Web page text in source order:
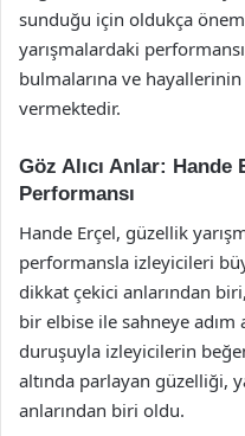
sunduğu için oldukça
yarışmalardaki
bulmalarına ve
vermektedir.
Göz Alıcı Anlar: Hande
Performansı
Hande Erçel, güzellik
performansla izleyicileri
dikkat çekici anlarından biri,
bir elbise ile sahneye
duruşuyla izleyicilerin
altında parlayan güzelliği,
anlarından biri oldu.